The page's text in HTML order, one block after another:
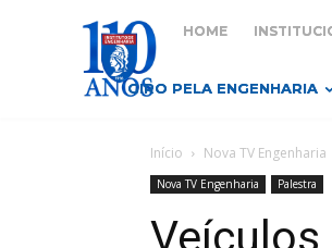
HOME
GIRO PELA ENGENHARIA
Início Nova TV Engenharia
Nova TV Engenharia Palestra